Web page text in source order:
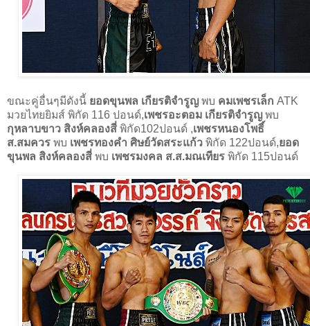
ขณะคู่อื่นๆมีดังนี้ ยอดขุนพล เกียรติจำรูญพบ คมเพชรเล็ก ATK
มวยไทยยิมส์ พิกัด 116 ปอนด์,เพชรอะตอม เกียรติจำรูญพบ
กุหลาบขาว สิงห์คลองสี่ พิกัด102ปอนด์ ,เพชรหนองโพธิ์
ส.สมควร พบ เพชรทองคำ ศิษย์วัดสระแก้ว พิกัด 122ปอนด์,ยอด
ขุนพล สิงห์คลองสี่ พบ เพชรมงคล ส.ส.มณเทียร พิกัด 115ปอนด์